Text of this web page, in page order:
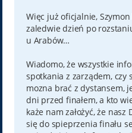
t
Więc już oficjalnie,
zaledwie dzień po
u Arabów…
Wiadomo, że wszystkie
spotkania z zarządem, czy
mozna brać z dystansem,
dni przed finałem, a kto
każe nam założyć, że
się do spieprzenia finału